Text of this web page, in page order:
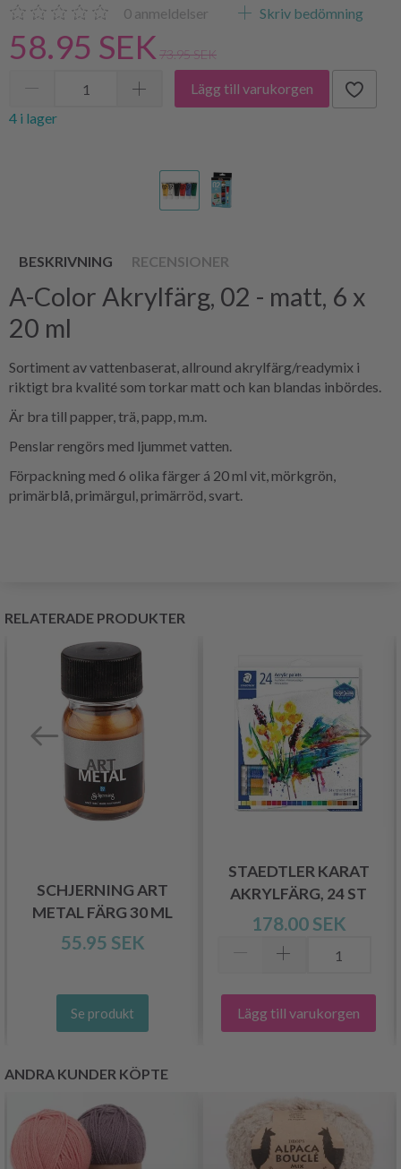
0 anmeldelser Skriv bedömning
58.95 SEK 73.95 SEK
Lägg till varukorgen
4 i lager
BESKRIVNING RECENSIONER
A-Color Akrylfärg, 02 - matt, 6 x
20 ml
Sortiment av vattenbaserat, allround akrylfärg/readymix i
riktigt bra kvalité som torkar matt och kan blandas inbördes.
Är bra till papper, trä, papp, m.m.
Penslar rengörs med ljummet vatten.
Förpackning med 6 olika färger á 20 ml vit, mörkgrön,
primärblå, primärgul, primärröd, svart.
RELATERADE PRODUKTER
SCHJERNING ART
METAL FÄRG 30 ML
55.95 SEK
Se produkt
STAEDTLER KARAT
AKRYLFÄRG, 24 ST
178.00 SEK
Lägg till varukorgen
ANDRA KUNDER KÖPTE